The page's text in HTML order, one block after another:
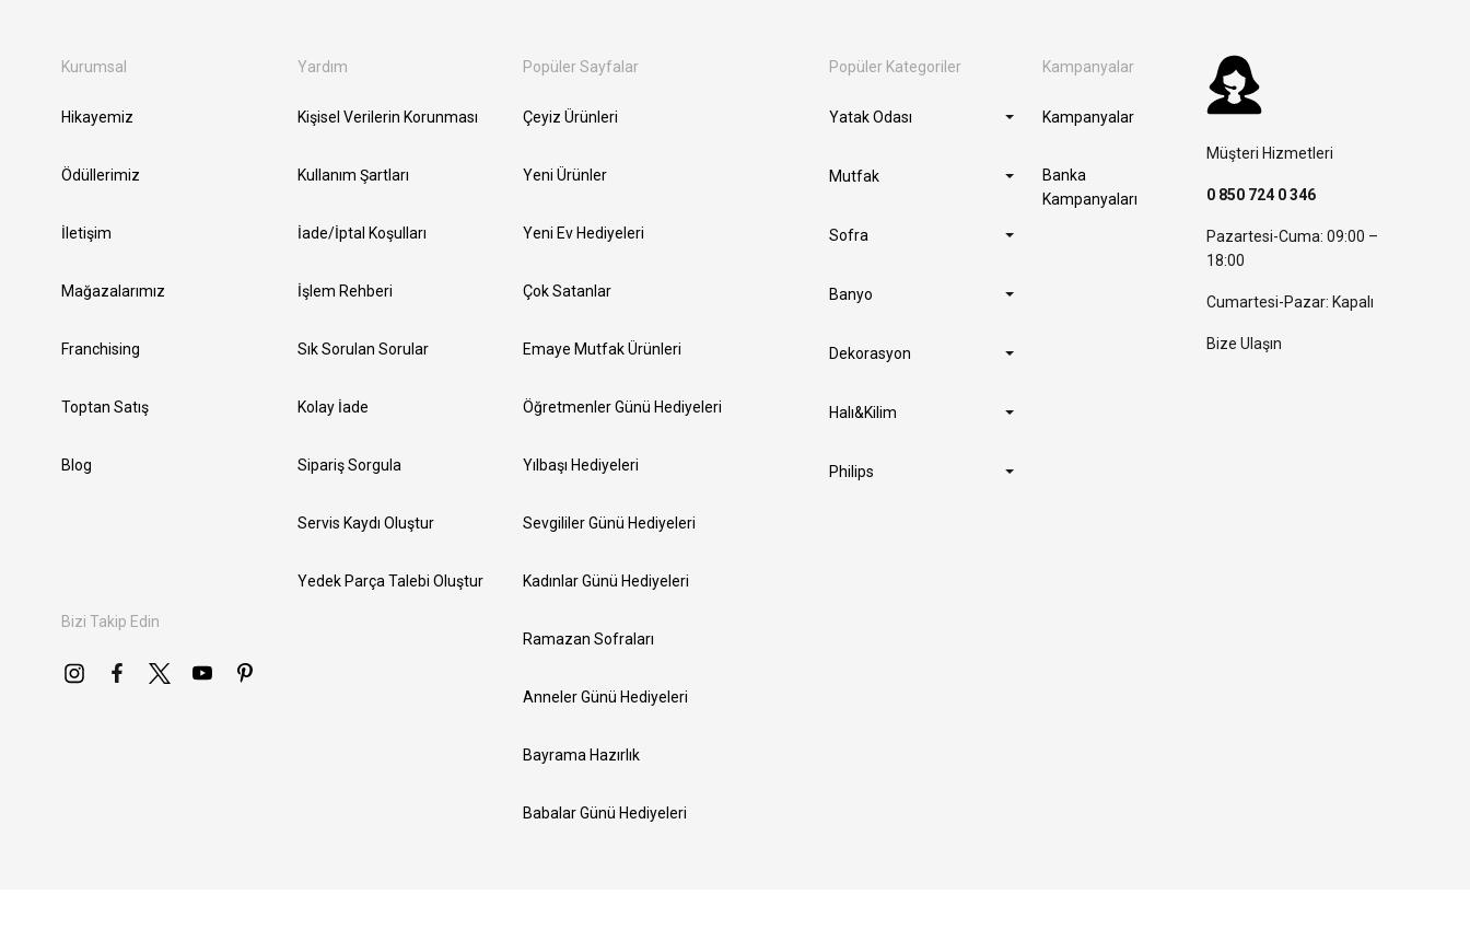
Kurumsal
Hikayemiz
Ödüllerimiz
İletişim
Mağazalarımız
Franchising
Toptan Satış
Blog
Bizi Takip Edin
Yardım
Kişisel Verilerin Korunması
Kullanım Şartları
İade/İptal Koşulları
İşlem Rehberi
Sık Sorulan Sorular
Kolay İade
Sipariş Sorgula
Servis Kaydı Oluştur
Yedek Parça Talebi Oluştur
Popüler Sayfalar
Çeyiz Ürünleri
Yeni Ürünler
Yeni Ev Hediyeleri
Çok Satanlar
Emaye Mutfak Ürünleri
Öğretmenler Günü Hediyeleri
Yılbaşı Hediyeleri
Sevgililer Günü Hediyeleri
Kadınlar Günü Hediyeleri
Ramazan Sofraları
Anneler Günü Hediyeleri
Bayrama Hazırlık
Babalar Günü Hediyeleri
Popüler Kategoriler
Yatak Odası
Mutfak
Sofra
Banyo
Dekorasyon
Halı&Kilim
Philips
Kampanyalar
Kampanyalar
Banka
Kampanyaları
Müşteri Hizmetleri
0 850 724 0 346
Pazartesi-Cuma: 09:00 –
18:00
Cumartesi-Pazar: Kapalı
Bize Ulaşın